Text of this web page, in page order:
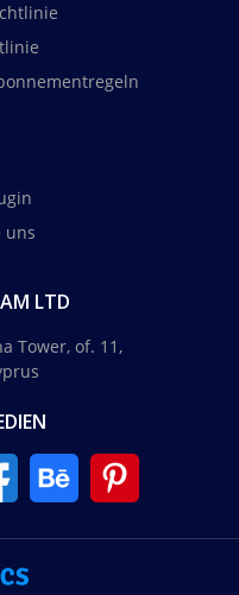
uns
LTD
Tower, of. 11,